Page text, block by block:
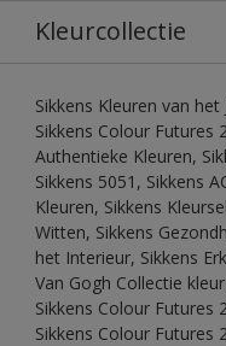
Kleurcollectie
Sikkens Kleuren van
Sikkens Colour Futures
Authentieke Kleuren,
Sikkens 5051, Sikkens
Kleuren, Sikkens
Witten, Sikkens
het Interieur, Sikkens
Van Gogh Collectie
Sikkens Colour Futures
Sikkens Colour Futures